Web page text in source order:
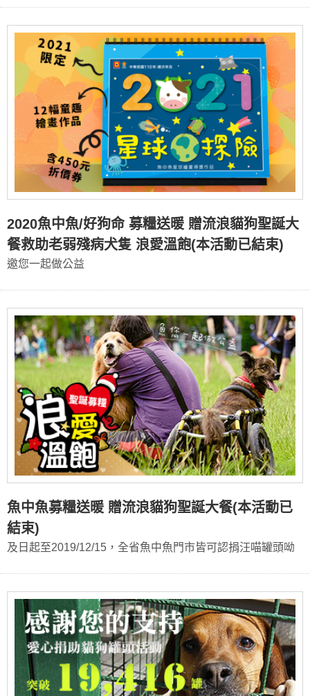
2020魚中魚/好狗命 募糧送暖 贈流浪貓狗聖誕大
餐救助老弱殘病犬隻 浪愛溫飽(本活動已結束)
邀您一起做公益
魚中魚募糧送暖 贈流浪貓狗聖誕大餐(本活動已
結束)
及日起至2019/12/15，全省魚中魚門市皆可認捐汪喵罐頭呦